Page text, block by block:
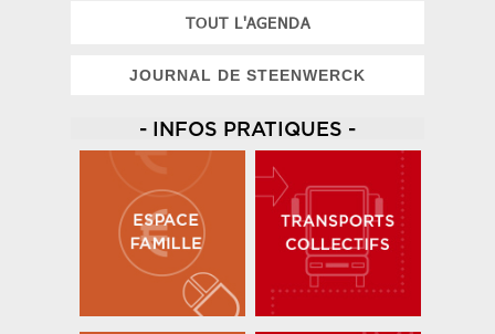
TOUT L'AGENDA
JOURNAL DE STEENWERCK
- INFOS PRATIQUES -